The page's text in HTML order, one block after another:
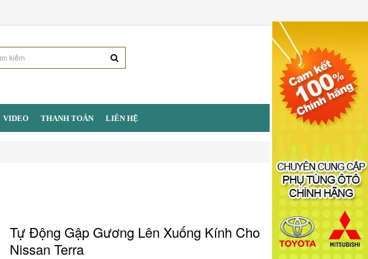
VIDEO THANH TOÁN LIÊN HỆ
Tự Động Gập Gương Lên Xuống Kính Cho
Nissan Terra